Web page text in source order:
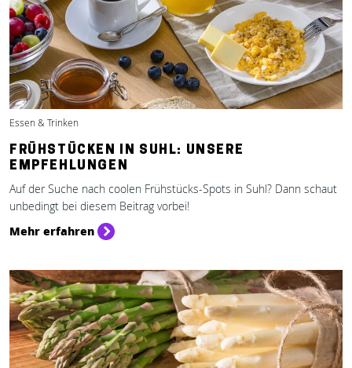
Essen & Trinken
FRÜHSTÜCKEN IN SUHL: UNSERE
EMPFEHLUNGEN
Auf der Suche nach coolen Frühstücks-Spots in Suhl? Dann schaut
unbedingt bei diesem Beitrag vorbei!
Mehr erfahren